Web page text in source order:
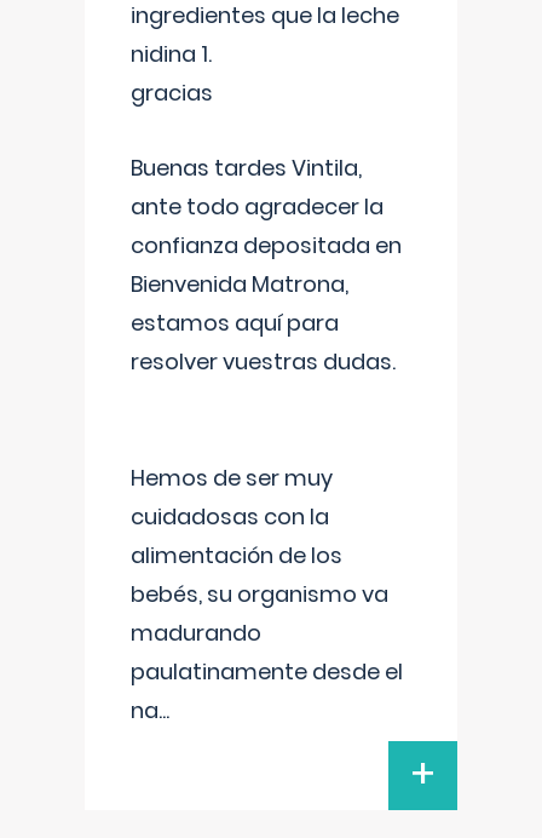
ingredientes que la leche
nidina 1.
gracias
Buenas tardes Vintila,
ante todo agradecer la
confianza depositada en
Bienvenida Matrona,
estamos aquí para
resolver vuestras dudas.
Hemos de ser muy
cuidadosas con la
alimentación de los
bebés, su organismo va
madurando
paulatinamente desde el
na...
+